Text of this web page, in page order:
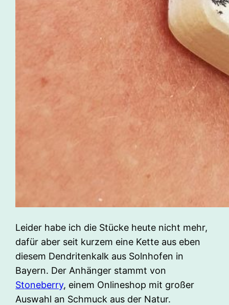
Leider habe ich die Stücke heute nicht mehr,
dafür aber seit kurzem eine Kette aus eben
diesem Dendritenkalk aus Solnhofen in
Bayern. Der Anhänger stammt von
Stoneberry, einem Onlineshop mit großer
Auswahl an Schmuck aus der Natur.